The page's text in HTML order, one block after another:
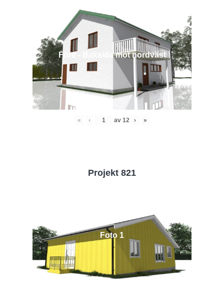
Före - Baksida mot nordväst
« ‹ av 12 › »
Projekt 821
Foto 1